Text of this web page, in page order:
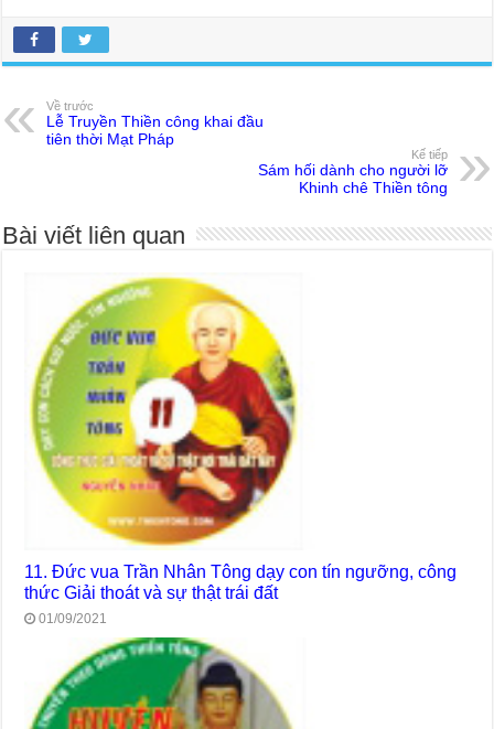
Về trước
Lễ Truyền Thiền công khai đầu
tiên thời Mạt Pháp
Kế tiếp
Sám hối dành cho người lỡ
Khinh chê Thiền tông
Bài viết liên quan
11. Đức vua Trần Nhân Tông dạy con tín ngưỡng, công
thức Giải thoát và sự thật trái đất
01/09/2021